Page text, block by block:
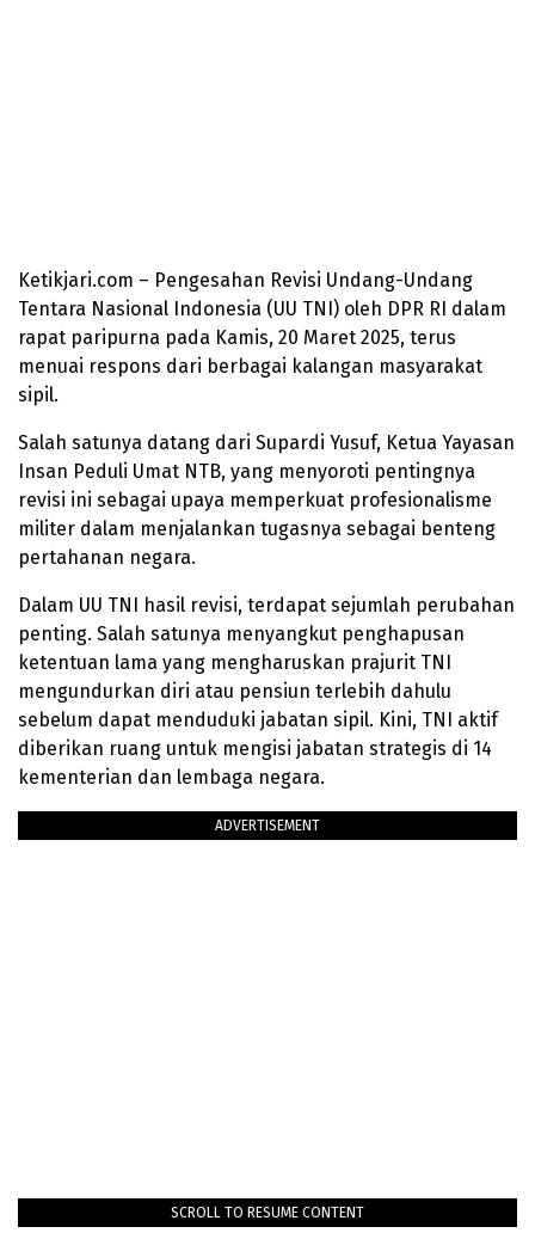
Ketikjari.com – Pengesahan Revisi Undang-Undang
Tentara Nasional Indonesia (UU TNI) oleh DPR RI dalam
rapat paripurna pada Kamis, 20 Maret 2025, terus
menuai respons dari berbagai kalangan masyarakat
sipil.
Salah satunya datang dari Supardi Yusuf, Ketua Yayasan
Insan Peduli Umat NTB, yang menyoroti pentingnya
revisi ini sebagai upaya memperkuat profesionalisme
militer dalam menjalankan tugasnya sebagai benteng
pertahanan negara.
Dalam UU TNI hasil revisi, terdapat sejumlah perubahan
penting. Salah satunya menyangkut penghapusan
ketentuan lama yang mengharuskan prajurit TNI
mengundurkan diri atau pensiun terlebih dahulu
sebelum dapat menduduki jabatan sipil. Kini, TNI aktif
diberikan ruang untuk mengisi jabatan strategis di 14
kementerian dan lembaga negara.
ADVERTISEMENT
SCROLL TO RESUME CONTENT